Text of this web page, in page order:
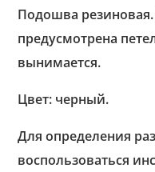
Подошва
предусмотрена
вынимается.
Цвет: черный.
Для определения
воспользоваться